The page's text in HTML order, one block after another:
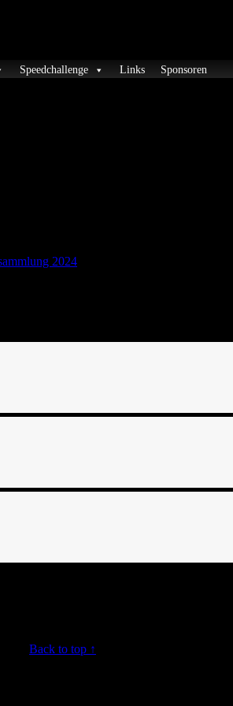
Speedchallenge Links
Sponsoren
2024
Back to top ↑